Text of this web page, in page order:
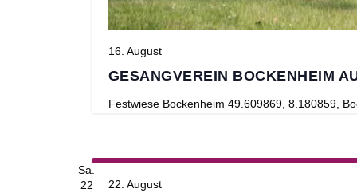
GESANGVEREIN BOCKENHEIM
16. August
Festwiese Bockenheim 49.609869, 8.180859,
Sa.
22
22. August